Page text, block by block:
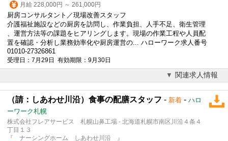
月給 228,000円 ～ 261,000円
厨房コンサルタント／現場改善スタッフ
介護福祉施設などの厨房を訪問し、作業負担、人手不足、衛生管理
、運営方法等の課題をヒアリングします。現場の作業工程や人員配
置を確認・分析し業務効率化や厨房運営の... ハローワーク求人番号
01010-27326861
受理日：7月29日 有効期限：9月30日
関連求人情報
（請：しあわせ川沿）食事の配膳スタッフ - 新着 - ハロ
ーワーク札幌
株式会社フレアサービス 札幌山鼻工場 - 北海道札幌市南区川沿４条４
丁目１３
『 ナーシングホーム しあわせ川沿 』